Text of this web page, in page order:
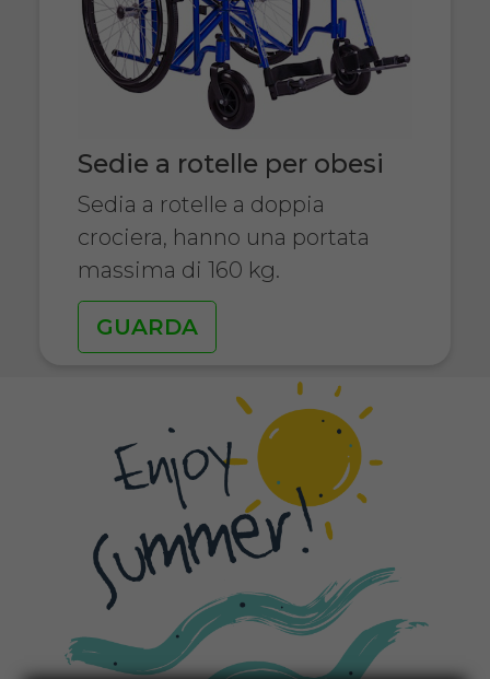
Sedie a rotelle per obesi
Sedia a rotelle a doppia
crociera, hanno una portata
massima di 160 kg.
GUARDA